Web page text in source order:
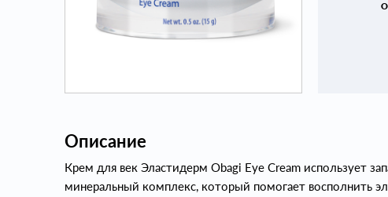
Описание
Крем для век Эластидерм Obagi Eye Cream использует
минеральный комплекс, который помогает восполнить